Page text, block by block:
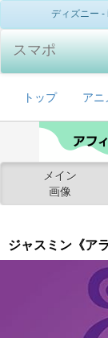
ディズニー
スマポ
トップ アニ
メイン
画像
ジャスミン《ア